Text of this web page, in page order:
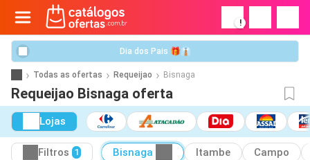
!
Dia dos Pais 🎁👔
Todas as ofertas Requeijao Bisnaga
Requeijao Bisnaga oferta
Lojas
Filtros 1 Bisnaga Itambe
Campo